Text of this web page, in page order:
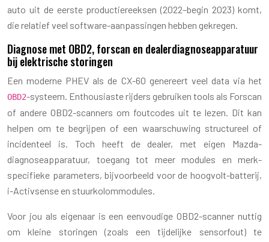
auto uit de eerste productiereeksen (2022–begin 2023) komt,
die relatief veel software-aanpassingen hebben gekregen.
Diagnose met OBD2, forscan en dealerdiagnoseapparatuur
bij elektrische storingen
Een moderne PHEV als de CX-60 genereert veel data via het
OBD2-systeem. Enthousiaste rijders gebruiken tools als Forscan
of andere OBD2-scanners om foutcodes uit te lezen. Dit kan
helpen om te begrijpen of een waarschuwing structureel of
incidenteel is. Toch heeft de dealer, met eigen Mazda-
diagnoseapparatuur, toegang tot meer modules en merk-
specifieke parameters, bijvoorbeeld voor de hoogvolt-batterij,
i-Activsense en stuurkolommodules.
Voor jou als eigenaar is een eenvoudige OBD2-scanner nuttig
om kleine storingen (zoals een tijdelijke sensorfout) te